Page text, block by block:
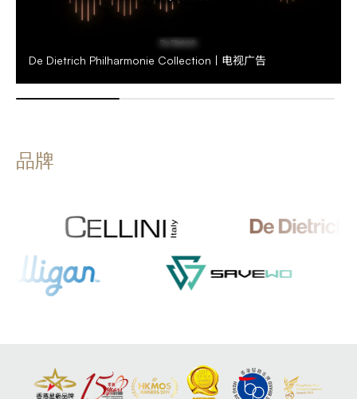
De Dietrich Philharmonie Collection | 电视广告
品牌